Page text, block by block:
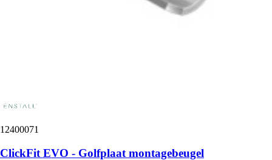
12400071
ClickFit EVO - Golfplaat montagebeugel